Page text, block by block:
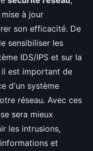
à jour
son efficacité. De
sensibiliser les
IDS/IPS et sur la
il est important de
d'un système
réseau. Avec ces
sera mieux
les intrusions,
et